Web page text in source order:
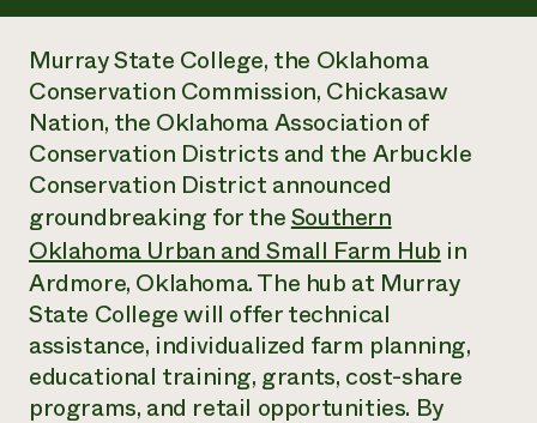
Informes anuales y financieros
Informe de
impacto 2024
LEER EL INFORME
Latinos en la agricultura
Sistemas alimentarios locales
Agricultura urbana
Las mujeres en la agricultura
Evento anual de reciclaje de productos electrónicos
Programa de descuentos de NorthWestern Energy
Servicios energéticos comerciales
Servicios energéticos residenciales
LIHEAP
Centro de intercambio de información AgriSolar
Blog
Podcasts
Publicaciones
Cursos cortos
Vídeos
Oportunidades de financiación
Noticias
Donar
Donaciones planificadas
Consultas de los medios de comunicación
Todos
contribuyen a la
resiliencia de la
comunidad.
DONAR AHORA
Murray State College, the Oklahoma
Conservation Commission, Chickasaw
Nation, the Oklahoma Association of
Conservation Districts and the Arbuckle
Conservation District announced
groundbreaking for theSouthern
Oklahoma Urban and Small Farm Hubin
Ardmore, Oklahoma. The hub at Murray
State College will offer technical
assistance, individualized farm planning,
educational training, grants, cost-share
programs, and retail opportunities. By